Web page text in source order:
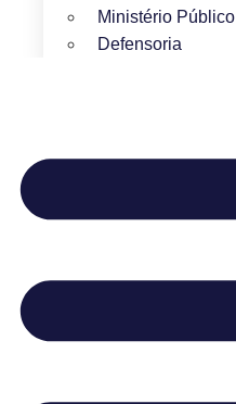
Ministério Público
Defensoria